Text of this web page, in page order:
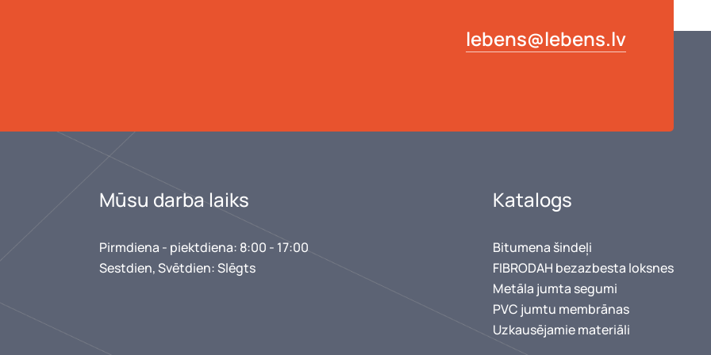
laiks samazinās
kategorijās.
kompleksiem. Ekonomisks risinājums uz 1000+ m²
lebens@lebens.lv
Mūsu darba laiks
Pirmdiena - piektdiena: 8:00 - 17:00
Sestdien, Svētdien: Slēgts
Katalogs
Bitumena šindeļi
FIBRODAH bezazbesta loksnes
Metāla jumta segumi
PVC jumtu membrānas
Uzkausējamie materiāli